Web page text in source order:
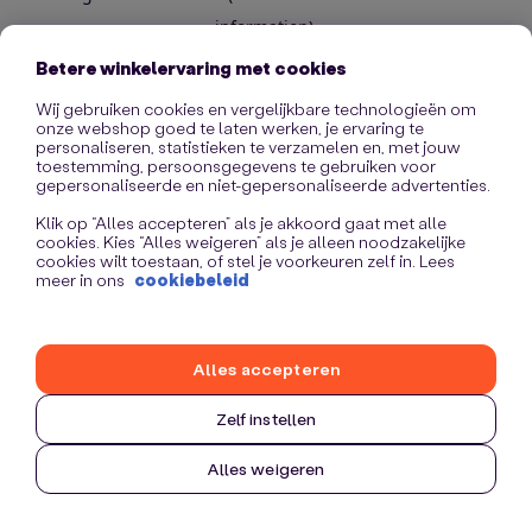
information).
Betere winkelervaring met cookies
Wij gebruiken cookies en vergelijkbare technologieën om
onze webshop goed te laten werken, je ervaring te
personaliseren, statistieken te verzamelen en, met jouw
toestemming, persoonsgegevens te gebruiken voor
gepersonaliseerde en niet-gepersonaliseerde advertenties.
Klik op “Alles accepteren” als je akkoord gaat met alle
cookies. Kies “Alles weigeren” als je alleen noodzakelijke
cookies wilt toestaan, of stel je voorkeuren zelf in. Lees
meer in ons cookiebeleid
Zelf instellen
Alles weigeren
Alles accepteren